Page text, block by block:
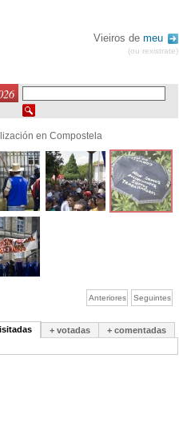
Vieiros de meu
(ou rexistrate)
en Compostela
Seguintes
Anteriores
+ votadas + comentadas